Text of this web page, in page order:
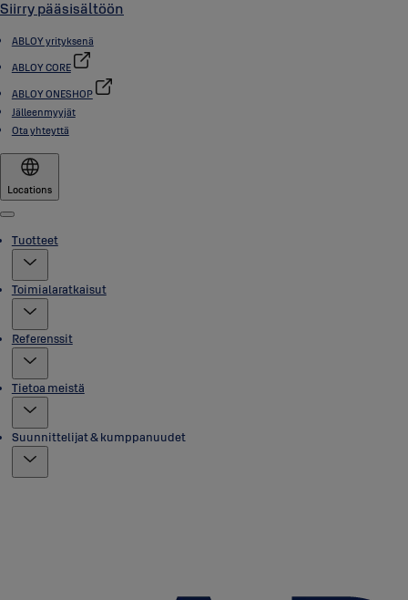
Siirry pääsisältöön
ABLOY yrityksenä
ABLOY CORE
ABLOY ONESHOP
Jälleenmyyjät
Ota yhteyttä
Locations
Menu
Tuotteet
Toimialaratkaisut
Referenssit
Tietoa meistä
Suunnittelijat & kumppanuudet